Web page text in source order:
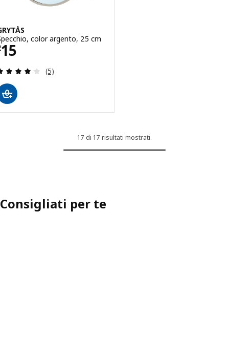
color argento, 25 cm
15 € 15
Recensione: 4.2 fuori da 5 stelle. Totale
(5)
17 di 17 risultati mostrati.
Consigliati per te